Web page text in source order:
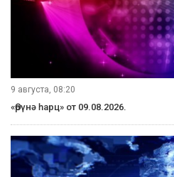
9 августа, 08:20
«Өрүнә һарц» от 09.08.2026.